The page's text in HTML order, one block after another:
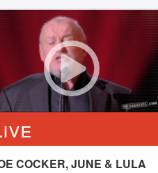
COCKER, JUNE & LULA